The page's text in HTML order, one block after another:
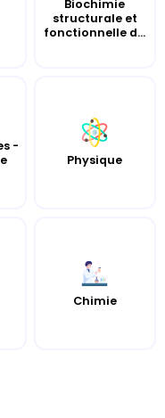
Biochimie
structurale et
fonctionnelle d...
-
Physique
Chimie